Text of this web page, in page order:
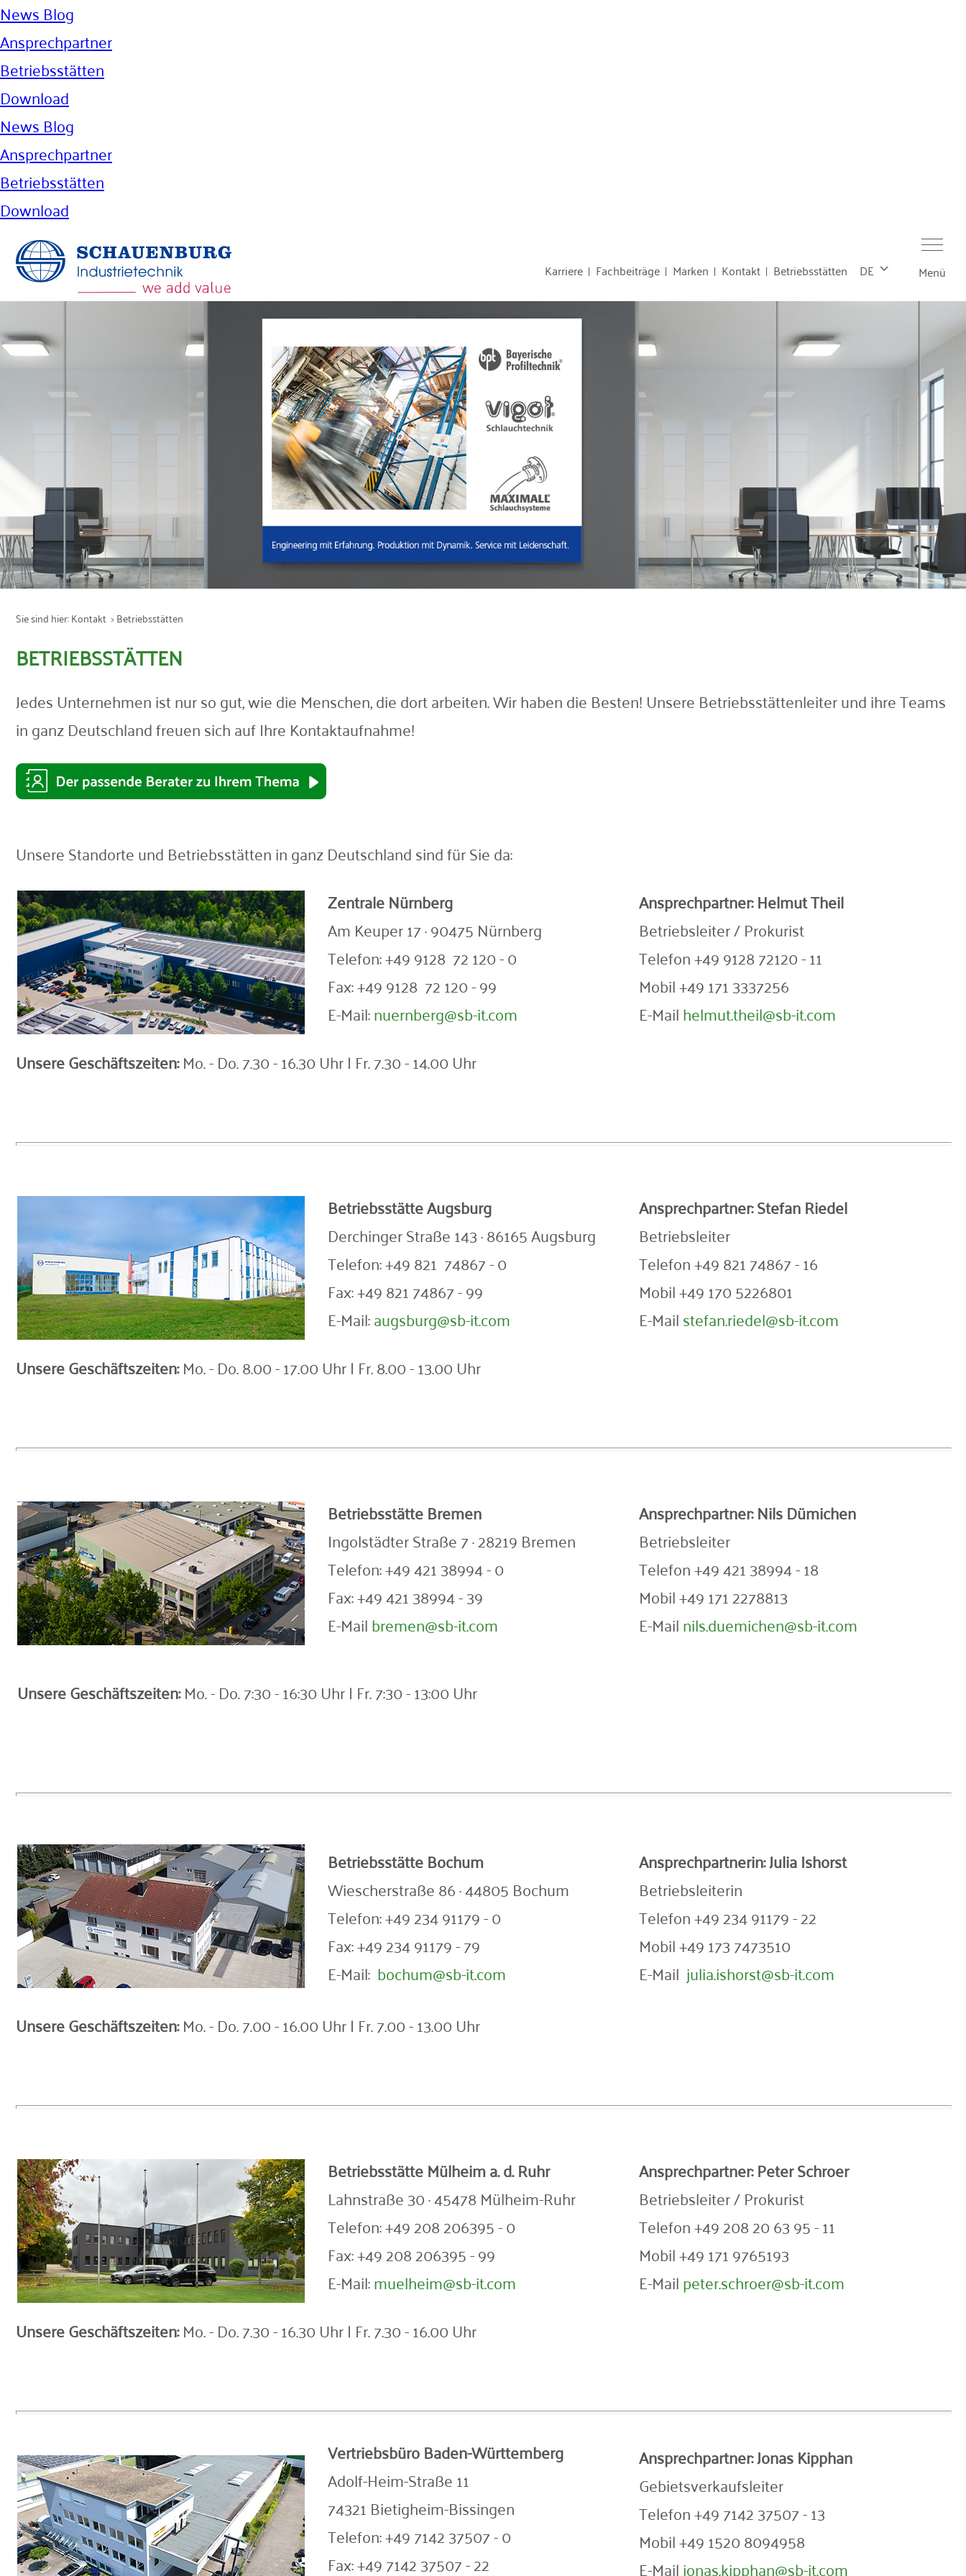
News Blog
Ansprechpartner
Betriebsstätten
Download
News Blog
Ansprechpartner
Betriebsstätten
Download
Karriere Fachbeiträge Marken Kontakt Betriebsstätten DE Menü
Leistungen
Produktion
Produkte
Branchen
Unternehmen
Sie sind hier:Kontakt Betriebsstätten
BETRIEBSSTÄTTEN
Jedes Unternehmen ist nur so gut, wie die Menschen, die dort arbeiten. Wir haben die Besten! Unsere Betriebsstättenleiter und ihre Teams
in ganz Deutschland freuen sich auf Ihre Kontaktaufnahme!
Unsere Standorte und Betriebsstätten in ganz Deutschland sind für Sie da:
Zentrale Nürnberg
Am Keuper 17 · 90475 Nürnberg
Telefon: +49 9128 72 120 - 0
Fax: +49 9128 72 120 - 99
E-Mail:nuernberg@sb-it.com
Ansprechpartner:Helmut Theil
Betriebsleiter / Prokurist
Telefon +49 9128 72120 - 11
Mobil +49 171 3337256
E-Mailhelmut.theil@sb-it.com
Unsere Geschäftszeiten:Mo. - Do. 7.30 - 16.30 Uhr | Fr. 7.30 - 14.00 Uhr
Betriebsstätte Augsburg
Derchinger Straße 143 · 86165 Augsburg
Telefon: +49 821 74867 - 0
Fax: +49 821 74867 - 99
E-Mail:augsburg@sb-it.com
Ansprechpartner:Stefan Riedel
Betriebsleiter
Telefon +49 821 74867 - 16
Mobil +49 170 5226801
E-Mailstefan.riedel@sb-it.com
Unsere Geschäftszeiten:Mo. - Do. 8.00 - 17.00 Uhr | Fr. 8.00 - 13.00 Uhr
Betriebsstätte Bremen
Ingolstädter Straße 7 · 28219 Bremen
Telefon: +49 421 38994 - 0
Fax: +49 421 38994 - 39
E-Mailbremen@sb-it.com
Ansprechpartner: Nils Dümichen
Betriebsleiter
Telefon +49 421 38994 - 18
Mobil +49 171 2278813
E-Mailnils.duemichen@sb-it.com
Unsere Geschäftszeiten:Mo. - Do. 7:30 - 16:30 Uhr | Fr. 7:30 - 13:00 Uhr
Betriebsstätte Bochum
Wiescherstraße 86 · 44805 Bochum
Telefon: +49 234 91179 - 0
Fax: +49 234 91179 - 79
E-Mail: bochum@sb-it.com
Ansprechpartnerin:Julia Ishorst
Betriebsleiterin
Telefon +49 234 91179 - 22
Mobil +49 173 7473510
E-Mail julia.ishorst@sb-it.com
Unsere Geschäftszeiten:Mo. - Do. 7.00 - 16.00 Uhr | Fr. 7.00 - 13.00 Uhr
Betriebsstätte Mülheim a. d.Ruhr
Lahnstraße 30 · 45478 Mülheim-Ruhr
Telefon: +49 208 206395 - 0
Fax: +49 208 206395 - 99
E-Mail:muelheim@sb-it.com
Ansprechpartner:Peter Schroer
Betriebsleiter / Prokurist
Telefon +49 208 20 63 95 - 11
Mobil +49 171 9765193
E-Mailpeter.schroer@sb-it.com
Unsere Geschäftszeiten:Mo. - Do. 7.30 - 16.30 Uhr | Fr. 7.30 - 16.00 Uhr
Vertriebsbüro Baden-Württemberg
Adolf-Heim-Straße 11
74321 Bietigheim-Bissingen
Telefon: +49 7142 37507 - 0
Fax: +49 7142 37507 - 22
Ansprechpartner: Jonas Kipphan
Gebietsverkaufsleiter
Telefon +49 7142 37507 - 13
Mobil +49 1520 8094958
E-Mailjonas.kipphan@sb-it.com